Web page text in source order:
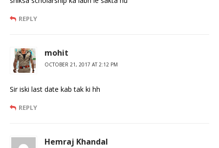
REPLY
mohit
OCTOBER 21, 2017 AT 2:12 PM
Sir iski last date kab tak ki hh
REPLY
Hemraj Khandal